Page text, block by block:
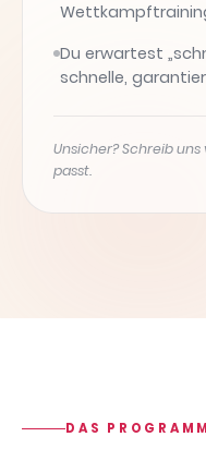
Du erwartest
schnelle,
Unsicher? Schreib
passt.
DAS PROGRAMM